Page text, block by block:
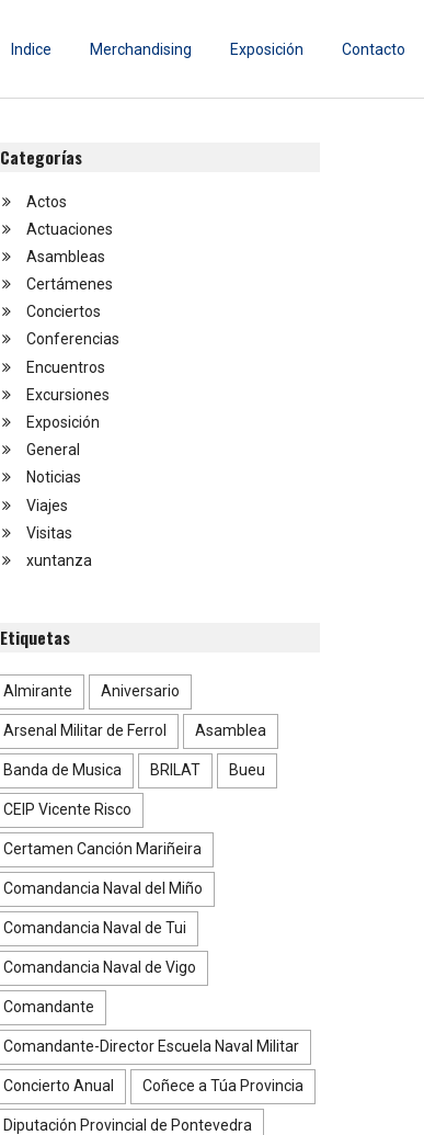
Indice Merchandising Exposición Contacto
Categorías
Actos
Actuaciones
Asambleas
Certámenes
Conciertos
Conferencias
Encuentros
Excursiones
Exposición
General
Noticias
Viajes
Visitas
xuntanza
Etiquetas
Almirante Aniversario
Arsenal Militar de Ferrol Asamblea
Banda de Musica BRILAT Bueu
CEIP Vicente Risco
Certamen Canción Mariñeira
Comandancia Naval del Miño
Comandancia Naval de Tui
Comandancia Naval de Vigo
Comandante
Comandante-Director Escuela Naval Militar
Concierto Anual Coñece a Túa Provincia
Diputación Provincial de Pontevedra